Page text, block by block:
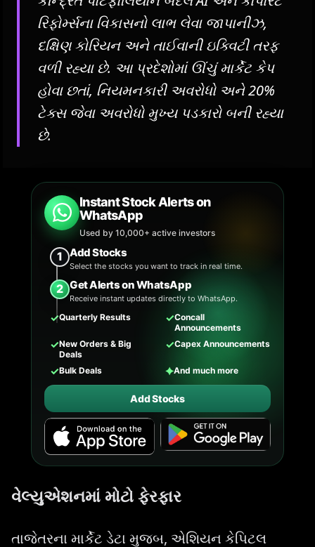
રિફોર્મ્સના વિકાસનો લાભ લેવા જાપાનીઝ,
દક્ષિણ કોરિયન અને તાઈવાની ઇક્વિટી તરફ
વળી રહ્યા છે. આ પ્રદેશોમાં ઊંચું માર્કેટ કેપ
હોવા છતાં, નિયમનકારી અવરોધો અને 20%
ટેક્સ જેવા અવરોધો મુખ્ય પડકારો બની રહ્યા
છે.
Instant Stock Alerts on
WhatsApp
Used by 10,000+ active investors
1 Add Stocks
Select the stocks you want to track in real time.
2 Get Alerts on WhatsApp
Receive instant updates directly to WhatsApp.
✓Quarterly Results ✓Concall
Announcements
✓New Orders & Big
Deals
✓Capex Announcements
✓Bulk Deals ✦And much more
Add Stocks
વેલ્યુએશનમાં મોટો ફેરફાર
તાજેતરના માર્કેટ ડેટા મુજબ, એશિયન કેપિટલ